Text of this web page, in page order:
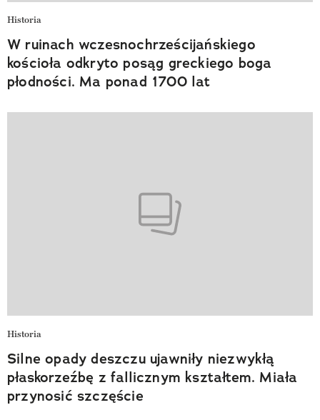
Historia
W ruinach wczesnochrześcijańskiego
kościoła odkryto posąg greckiego boga
płodności. Ma ponad 1700 lat
Historia
Silne opady deszczu ujawniły niezwykłą
płaskorzeźbę z fallicznym kształtem. Miała
przynosić szczęście